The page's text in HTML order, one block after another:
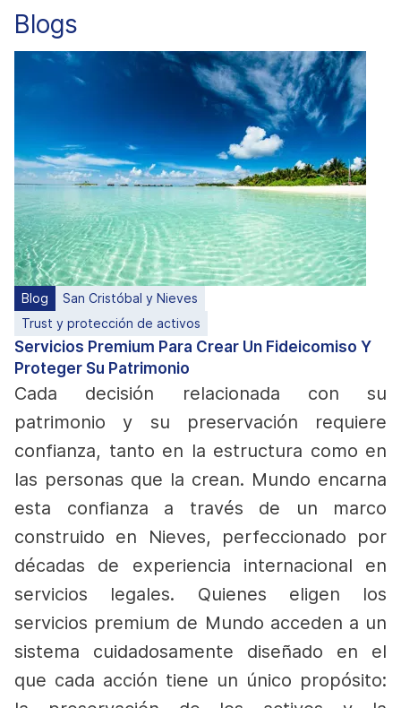
Blogs
Blog
San Cristóbal y Nieves
Trust y protección de activos
Servicios Premium Para Crear Un Fideicomiso Y
Proteger Su Patrimonio
Cada decisión relacionada con su
patrimonio y su preservación requiere
confianza, tanto en la estructura como en
las personas que la crean. Mundo encarna
esta confianza a través de un marco
construido en Nieves, perfeccionado por
décadas de experiencia internacional en
servicios legales. Quienes eligen los
servicios premium de Mundo acceden a un
sistema cuidadosamente diseñado en el
que cada acción tiene un único propósito: